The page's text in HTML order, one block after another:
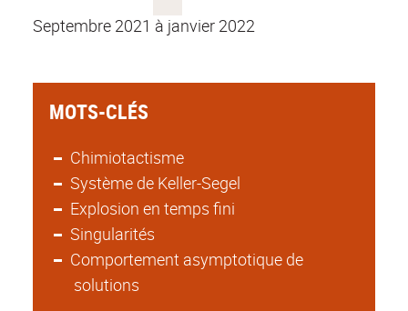
Septembre 2021 à janvier 2022
MOTS-CLÉS
Chimiotactisme
Système de Keller-Segel
Explosion en temps fini
Singularités
Comportement asymptotique de
solutions